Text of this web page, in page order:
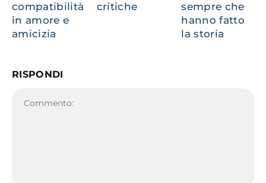
compatibilità
in amore e
amicizia
critiche
sempre che
hanno fatto
la storia
RISPONDI